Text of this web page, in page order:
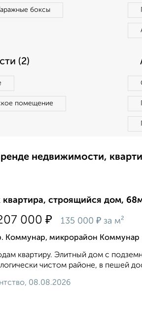
Гаражные боксы
(2)
помещение
недвижимости,
квартира, строящийся дом,
000 ₽ 135 000 ₽ за м²
Коммунар, микрорайон Коммунар
квартиру. Элитный дом с
чистом районе, в пешей
08.08.2026